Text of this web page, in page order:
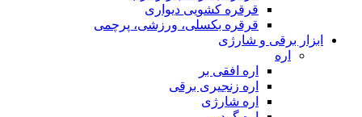
قرقره کشویی دیواری
قرقره بکسلی، ورزشی، پرچمی
ابزار برقی و شارژی
اره
اره افقی بر
اره زنجیری برقی
اره شارژی